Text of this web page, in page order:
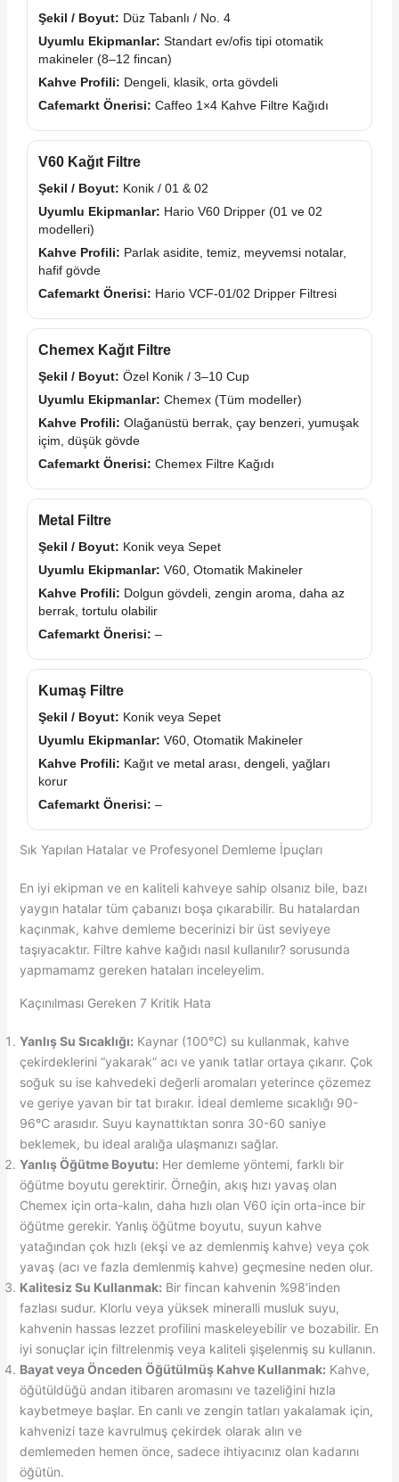
Şekil / Boyut: Düz Tabanlı / No. 4
Uyumlu Ekipmanlar: Standart ev/ofis tipi otomatik
makineler (8–12 fincan)
Kahve Profili: Dengeli, klasik, orta gövdeli
Cafemarkt Önerisi: Caffeo 1×4 Kahve Filtre Kağıdı
V60 Kağıt Filtre
Şekil / Boyut: Konik / 01 & 02
Uyumlu Ekipmanlar: Hario V60 Dripper (01 ve 02
modelleri)
Kahve Profili: Parlak asidite, temiz, meyvemsi notalar,
hafif gövde
Cafemarkt Önerisi: Hario VCF-01/02 Dripper Filtresi
Chemex Kağıt Filtre
Şekil / Boyut: Özel Konik / 3–10 Cup
Uyumlu Ekipmanlar: Chemex (Tüm modeller)
Kahve Profili: Olağanüstü berrak, çay benzeri, yumuşak
içim, düşük gövde
Cafemarkt Önerisi: Chemex Filtre Kağıdı
Metal Filtre
Şekil / Boyut: Konik veya Sepet
Uyumlu Ekipmanlar: V60, Otomatik Makineler
Kahve Profili: Dolgun gövdeli, zengin aroma, daha az
berrak, tortulu olabilir
Cafemarkt Önerisi: –
Kumaş Filtre
Şekil / Boyut: Konik veya Sepet
Uyumlu Ekipmanlar: V60, Otomatik Makineler
Kahve Profili: Kağıt ve metal arası, dengeli, yağları
korur
Cafemarkt Önerisi: –
Sık Yapılan Hatalar ve Profesyonel Demleme İpuçları
En iyi ekipman ve en kaliteli kahveye sahip olsanız bile, bazı
yaygın hatalar tüm çabanızı boşa çıkarabilir. Bu hatalardan
kaçınmak, kahve demleme becerinizi bir üst seviyeye
taşıyacaktır. Filtre kahve kağıdı nasıl kullanılır? sorusunda
yapmamamz gereken hataları inceleyelim.
Kaçınılması Gereken 7 Kritik Hata
Yanlış Su Sıcaklığı: Kaynar (100°C) su kullanmak, kahve
çekirdeklerini “yakarak” acı ve yanık tatlar ortaya çıkarır. Çok
soğuk su ise kahvedeki değerli aromaları yeterince çözemez
ve geriye yavan bir tat bırakır. İdeal demleme sıcaklığı 90-
96°C arasıdır. Suyu kaynattıktan sonra 30-60 saniye
beklemek, bu ideal aralığa ulaşmanızı sağlar.
Yanlış Öğütme Boyutu: Her demleme yöntemi, farklı bir
öğütme boyutu gerektirir. Örneğin, akış hızı yavaş olan
Chemex için orta-kalın, daha hızlı olan V60 için orta-ince bir
öğütme gerekir. Yanlış öğütme boyutu, suyun kahve
yatağından çok hızlı (ekşi ve az demlenmiş kahve) veya çok
yavaş (acı ve fazla demlenmiş kahve) geçmesine neden olur.
Kalitesiz Su Kullanmak: Bir fincan kahvenin %98’inden
fazlası sudur. Klorlu veya yüksek mineralli musluk suyu,
kahvenin hassas lezzet profilini maskeleyebilir ve bozabilir. En
iyi sonuçlar için filtrelenmiş veya kaliteli şişelenmiş su kullanın.
Bayat veya Önceden Öğütülmüş Kahve Kullanmak: Kahve,
öğütüldüğü andan itibaren aromasını ve tazeliğini hızla
kaybetmeye başlar. En canlı ve zengin tatları yakalamak için,
kahvenizi taze kavrulmuş çekirdek olarak alın ve
demlemeden hemen önce, sadece ihtiyacınız olan kadarını
öğütün.